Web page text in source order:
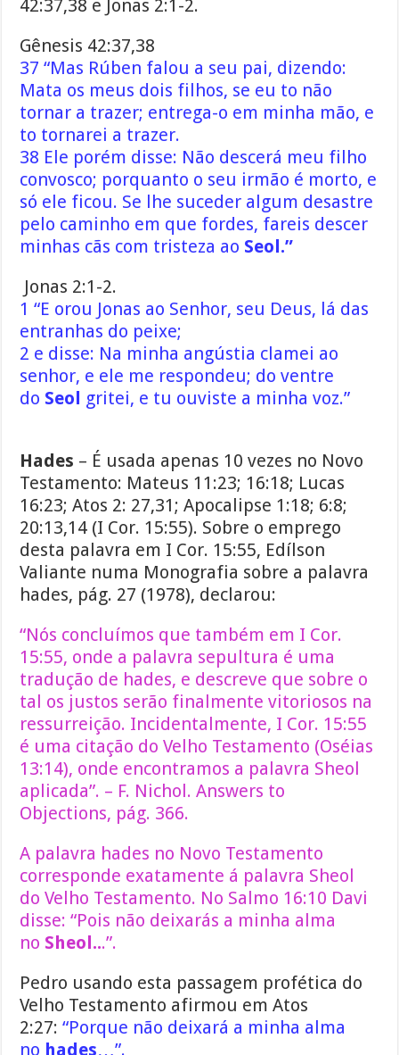
42:37,38 e Jonas 2:1-2.
Gênesis 42:37,38
37 “Mas Rúben falou a seu pai, dizendo:
Mata os meus dois filhos, se eu to não
tornar a trazer; entrega-o em minha mão, e
to tornarei a trazer.
38 Ele porém disse: Não descerá meu filho
convosco; porquanto o seu irmão é morto, e
só ele ficou. Se lhe suceder algum desastre
pelo caminho em que fordes, fareis descer
minhas cãs com tristeza ao Seol.”
Jonas 2:1-2.
1 “E orou Jonas ao Senhor, seu Deus, lá das
entranhas do peixe;
2 e disse: Na minha angústia clamei ao
senhor, e ele me respondeu; do ventre
do Seol gritei, e tu ouviste a minha voz.”
Hades – É usada apenas 10 vezes no Novo
Testamento: Mateus 11:23; 16:18; Lucas
16:23; Atos 2: 27,31; Apocalipse 1:18; 6:8;
20:13,14 (I Cor. 15:55). Sobre o emprego
desta palavra em I Cor. 15:55, Edílson
Valiante numa Monografia sobre a palavra
hades, pág. 27 (1978), declarou:
“Nós concluímos que também em I Cor.
15:55, onde a palavra sepultura é uma
tradução de hades, e descreve que sobre o
tal os justos serão finalmente vitoriosos na
ressurreição. Incidentalmente, I Cor. 15:55
é uma citação do Velho Testamento (Oséias
13:14), onde encontramos a palavra Sheol
aplicada”. – F. Nichol. Answers to
Objections, pág. 366.
A palavra hades no Novo Testamento
corresponde exatamente á palavra Sheol
do Velho Testamento. No Salmo 16:10 Davi
disse: “Pois não deixarás a minha alma
no Sheol...”.
Pedro usando esta passagem profética do
Velho Testamento afirmou em Atos
2:27: “Porque não deixará a minha alma
no hades…”.